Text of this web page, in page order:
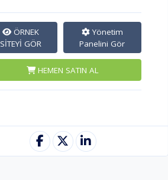
ÖRNEK
SİTEYİ GÖR
Yönetim
Panelini Gör
HEMEN SATIN AL